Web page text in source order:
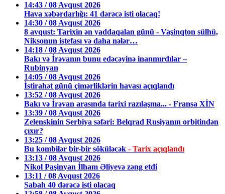
14:43 / 08 Avqust 2026
Hava xəbərdarlığı: 41 dərəcə isti olacaq!
14:30 / 08 Avqust 2026
8 avqust: Tarixin ən yaddaqalan günü - Vaşinqton sülhü,
Niksonun istefası və daha nələr…
14:18 / 08 Avqust 2026
Bakı və İrəvanın bunu edəcəyinə inanmırdılar –
Rubinyan
14:05 / 08 Avqust 2026
İstirahət günü çimərliklərin havası açıqlandı
13:52 / 08 Avqust 2026
Bakı və İrəvan arasında tarixi razılaşma... - Fransa XİN
13:39 / 08 Avqust 2026
Zelenskinin Serbiya səfəri: Belqrad Rusiyanın orbitindən
çıxır?
13:25 / 08 Avqust 2026
Bu kombilər bir-bir söküləcək - Tarix açıqlandı
13:13 / 08 Avqust 2026
Nikol Paşinyan İlham Əliyevə zəng etdi
13:11 / 08 Avqust 2026
Sabah 40 dərəcə isti olacaq